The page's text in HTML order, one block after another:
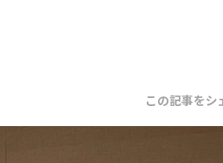
この記事をシ